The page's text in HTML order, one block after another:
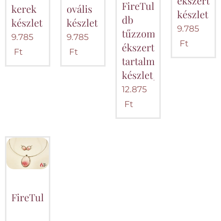
kerek
készlet
9.785
Ft
ovális
készlet
9.785
Ft
FireTulipArt_3
db
tűzzománc
ékszert
tartalmazó
12.875
Ft
készlet
9.785
Ft